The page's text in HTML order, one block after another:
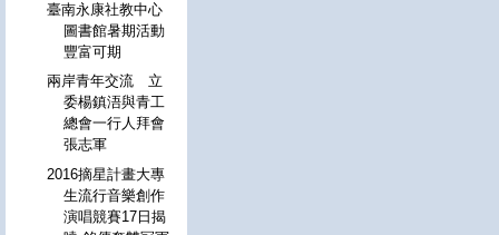
臺南永康社教中心
圖書館暑期活動
豐富可期
兩岸青年交流 立
委楊鎮浯與青工
總會一行人拜會
張志軍
2016摘星計畫大專
生流行音樂創作
演唱競賽17日揭